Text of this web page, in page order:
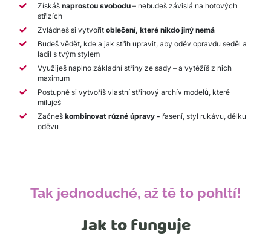
Získáš naprostou svobodu – nebudeš závislá na hotových
střizích
Zvládneš si vytvořit oblečení, které nikdo jiný nemá
Budeš vědět, kde a jak střih upravit, aby oděv opravdu seděl a
ladil s tvým stylem
Využiješ naplno základní střihy ze sady – a vytěžíš z nich
maximum
Postupně si vytvoříš vlastní střihový archív modelů, které
miluješ
Začneš kombinovat různé úpravy - řasení, styl rukávu, délku
oděvu
Tak jednoduché, až tě to pohltí!
Jak to funguje